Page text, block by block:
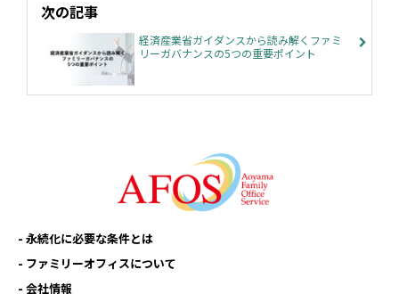
次の記事
経済産業省ガイダンスから読み解くファミ
リーガバナンスの5つの重要ポイント
永続化に必要な条件とは
ファミリーオフィスについて
会社情報